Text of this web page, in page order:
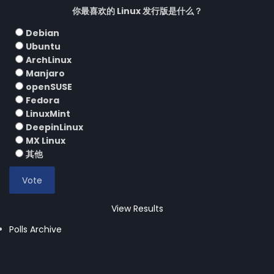
你最喜欢的 Linux 发行版是什么？
Debian
Ubuntu
ArchLinux
Manjaro
openSUSE
Fedora
LinuxMint
DeepinLinux
MX Linux
其他
View Results
Polls Archive